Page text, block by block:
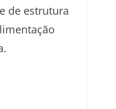
de estrutura